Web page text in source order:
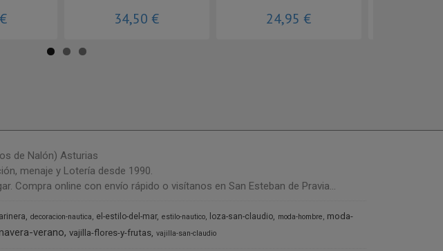
34,50 € 24,95 €
de Nalón) Asturias
menaje y Lotería desde 1990.
Compra online con envío rápido o visítanos en San Esteban de Pravia...
decoracion-nautica el-estilo-del-mar estilo-nautico loza-san-claudio moda-hombre
moda-
verano vajilla-flores-y-frutas vajilla-san-claudio